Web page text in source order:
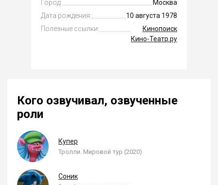
Город:
Москва
Дата рождения:
10 августа 1978
Полезные ссылки:
Кинопоиск
Кино-Театр.ру
Кого озвучивал, озвученные
роли
Купер
Тролли. Мировой тур (2020)
Соник